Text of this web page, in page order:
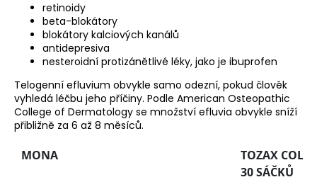
retinoidy
beta-blokátory
blokátory kalciových kanálů
antidepresiva
nesteroidní protizánětlivé léky, jako je ibuprofen
Telogenní efluvium obvykle samo odezní, pokud člověk
vyhledá léčbu jeho příčiny. Podle American Osteopathic
College of Dermatology se množství efluvia obvykle sníží
přibližně za 6 až 8 měsíců.